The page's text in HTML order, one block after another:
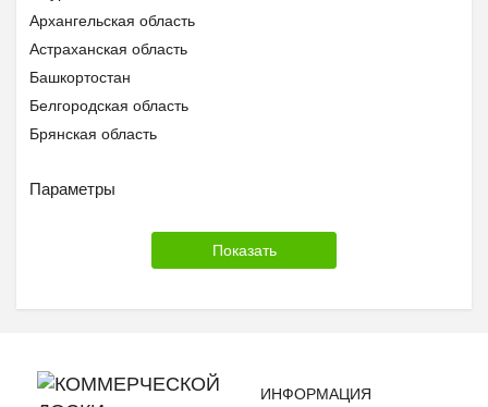
Архангельская область
Астраханская область
Башкортостан
Белгородская область
Брянская область
Владимирская область
Ивановская область
Параметры
ИНФОРМАЦИЯ